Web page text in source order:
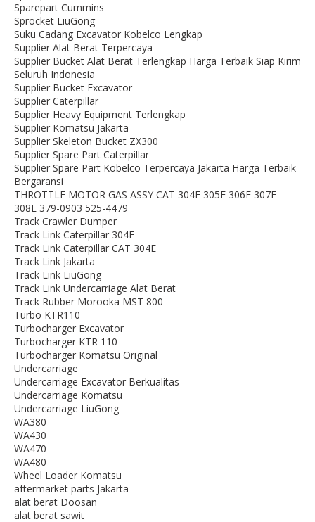
Sparepart Cummins
Sprocket LiuGong
Suku Cadang Excavator Kobelco Lengkap
Supplier Alat Berat Terpercaya
Supplier Bucket Alat Berat Terlengkap Harga Terbaik Siap Kirim
Seluruh Indonesia
Supplier Bucket Excavator
Supplier Caterpillar
Supplier Heavy Equipment Terlengkap
Supplier Komatsu Jakarta
Supplier Skeleton Bucket ZX300
Supplier Spare Part Caterpillar
Supplier Spare Part Kobelco Terpercaya Jakarta Harga Terbaik
Bergaransi
THROTTLE MOTOR GAS ASSY CAT 304E 305E 306E 307E
308E 379-0903 525-4479
Track Crawler Dumper
Track Link Caterpillar 304E
Track Link Caterpillar CAT 304E
Track Link Jakarta
Track Link LiuGong
Track Link Undercarriage Alat Berat
Track Rubber Morooka MST 800
Turbo KTR110
Turbocharger Excavator
Turbocharger KTR 110
Turbocharger Komatsu Original
Undercarriage
Undercarriage Excavator Berkualitas
Undercarriage Komatsu
Undercarriage LiuGong
WA380
WA430
WA470
WA480
Wheel Loader Komatsu
aftermarket parts Jakarta
alat berat Doosan
alat berat sawit